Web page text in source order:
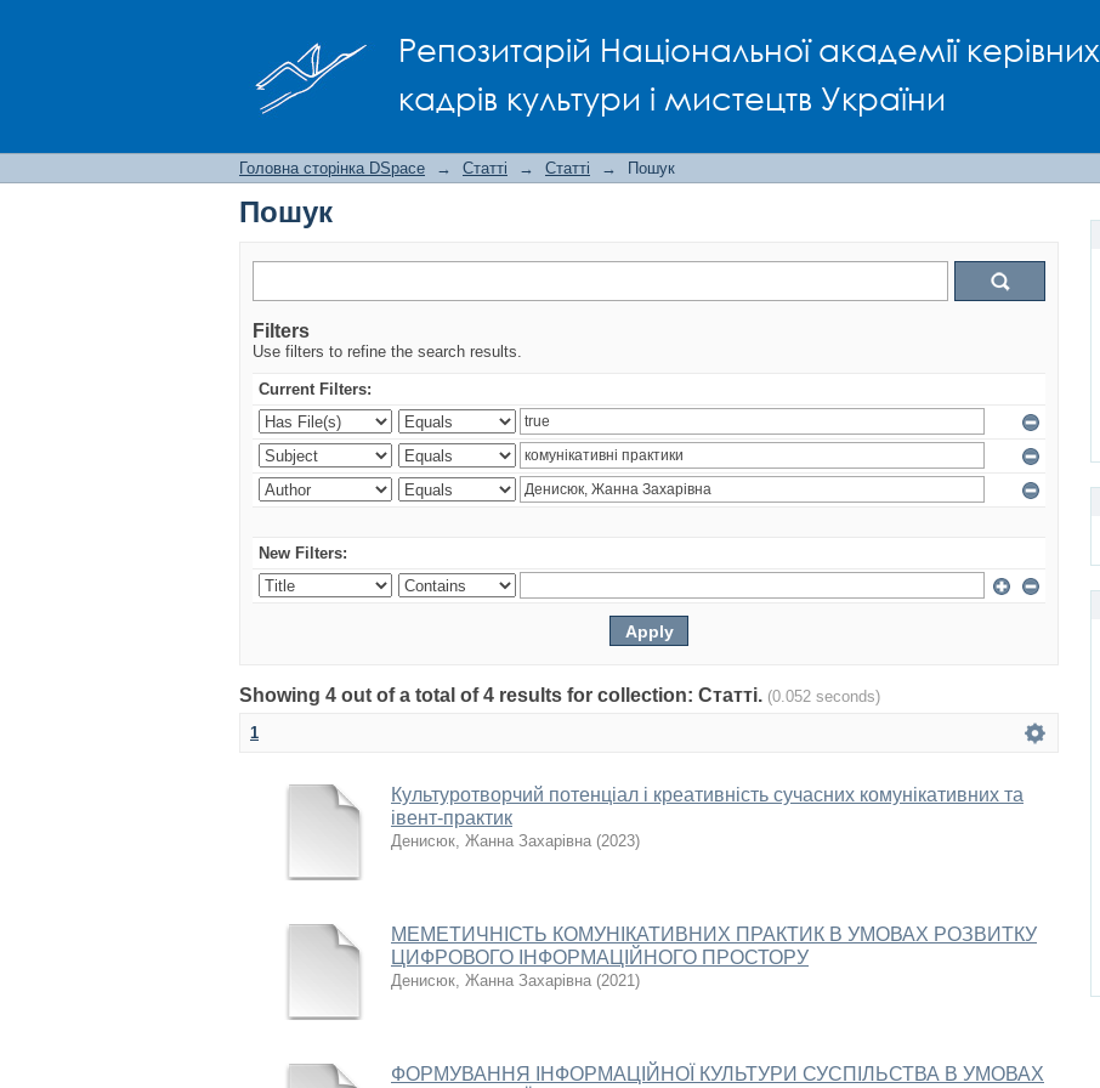
Репозитарій Національної академії керівних
кадрів культури і мистецтв України
Головна сторінка DSpace → Статті → Статті → Пошук
Пошук
Filters
Use filters to refine the search results.
Current Filters:
New Filters:
Showing 4 out of a total of 4 results for collection: Статті. (0.052 seconds)
1
Культуротворчий потенціал і креативність сучасних комунікативних та
івент-практик
Денисюк, Жанна Захарівна (2023)
МЕМЕТИЧНІСТЬ КОМУНІКАТИВНИХ ПРАКТИК В УМОВАХ РОЗВИТКУ
ЦИФРОВОГО ІНФОРМАЦІЙНОГО ПРОСТОРУ
Денисюк, Жанна Захарівна (2021)
ФОРМУВАННЯ ІНФОРМАЦІЙНОЇ КУЛЬТУРИ СУСПІЛЬСТВА В УМОВАХ